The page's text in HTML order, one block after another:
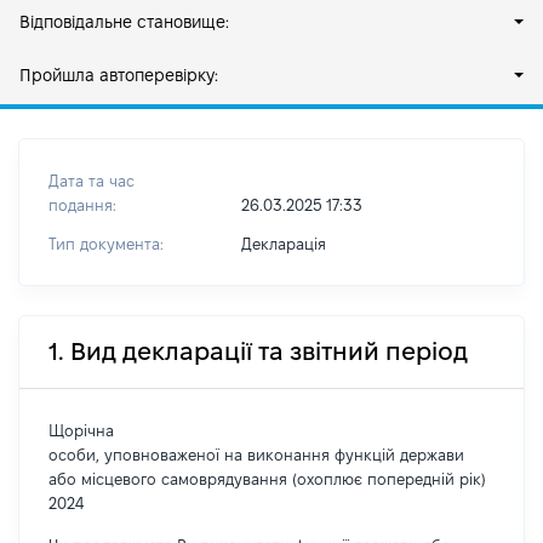
Відповідальне становище:
Пройшла автоперевірку:
Дата та час
подання:
26.03.2025 17:33
Тип документа: Декларація
1. Вид декларації та звітний період
Щорічна
особи, уповноваженої на виконання функцій держави
або місцевого самоврядування (охоплює попередній рік)
2024